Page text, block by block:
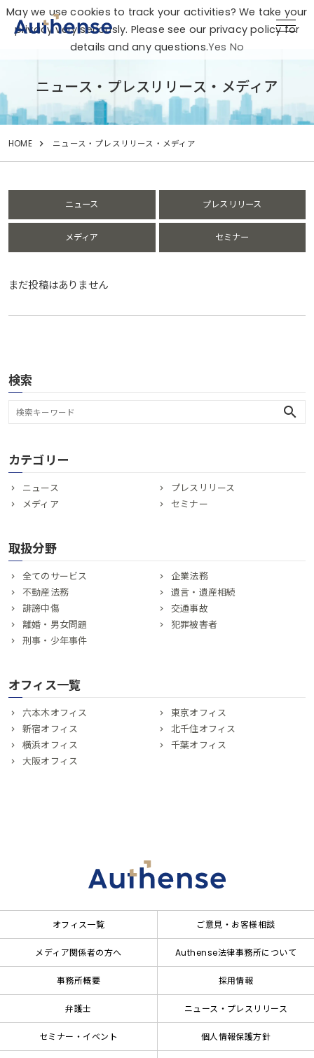
ニュース・プレスリリース・メディア
HOME ニュース・プレスリリース・メディア
ニュース プレスリリース
メディア セミナー
まだ投稿はありません
検索
search
カテゴリー
ニュース
プレスリリース
メディア
セミナー
取扱分野
全てのサービス
企業法務
不動産法務
遺言・遺産相続
誹謗中傷
交通事故
離婚・男女問題
犯罪被害者
刑事・少年事件
オフィス一覧
六本木オフィス
東京オフィス
新宿オフィス
北千住オフィス
横浜オフィス
千葉オフィス
大阪オフィス
オフィス一覧 ご意見・お客様相談
メディア関係者の方へ Authense法律事務所について
事務所概要 採用情報
弁護士 ニュース・プレスリリース
セミナー・イベント 個人情報保護方針
May we use cookies to track your activities? We take your
privacy very seriously. Please see our privacy policy for
details and any questions.Yes No